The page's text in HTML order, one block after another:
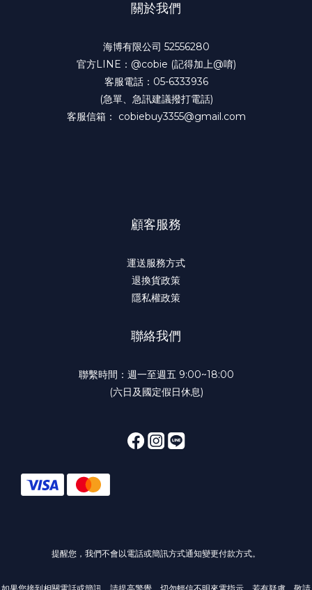
關於我們
海博有限公司 52556280
官方LINE：@cobie (記得加上@唷)
客服電話：05-6333936
(急單、急訊建議撥打電話)
客服信箱： cobiebuy3355@gmail.com
顧客服務
運送服務方式
退換貨政策
隱私權政策
聯絡我們
聯繫時間：週一至週五 9:00~18:00
(六日及國定假日休息)
提醒您，我們不會以電話或簡訊方式通知變更付款方式。